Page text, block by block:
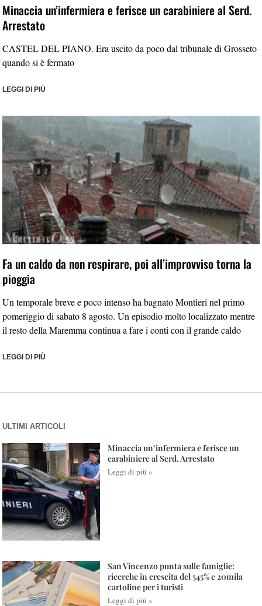
Minaccia un’infermiera e ferisce un carabiniere al Serd.
Arrestato
CASTEL DEL PIANO. Era uscito da poco dal tribunale di Grosseto
quando si è fermato
LEGGI DI PIÙ
Fa un caldo da non respirare, poi all’improvviso torna la
pioggia
Un temporale breve e poco intenso ha bagnato Montieri nel primo
pomeriggio di sabato 8 agosto. Un episodio molto localizzato mentre
il resto della Maremma continua a fare i conti con il grande caldo
LEGGI DI PIÙ
ULTIMI ARTICOLI
Minaccia un’infermiera e ferisce un
carabiniere al Serd. Arrestato
Leggi di più »
San Vincenzo punta sulle famiglie:
ricerche in crescita del 545% e 20mila
cartoline per i turisti
Leggi di più »